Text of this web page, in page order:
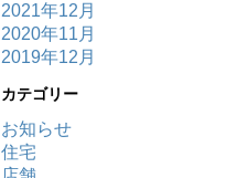
2021年12月
2020年11月
2019年12月
カテゴリー
お知らせ
住宅